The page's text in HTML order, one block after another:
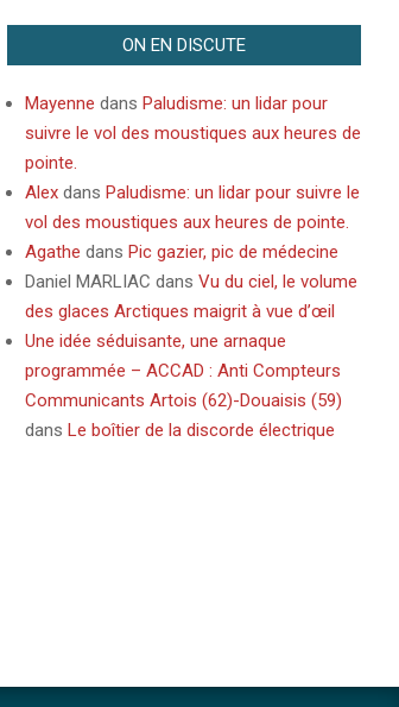
ON EN DISCUTE
Mayenne dans Paludisme: un lidar pour
suivre le vol des moustiques aux heures de
pointe.
Alexdans Paludisme: un lidar pour suivre le
vol des moustiques aux heures de pointe.
Agathe dans Pic gazier, pic de médecine
Daniel MARLIAC dans Vu du ciel, le volume
des glaces Arctiques maigrit à vue d’œil
Une idée séduisante, une arnaque
programmée – ACCAD : Anti Compteurs
Communicants Artois (62)-Douaisis (59)
dans Le boîtier de la discorde électrique